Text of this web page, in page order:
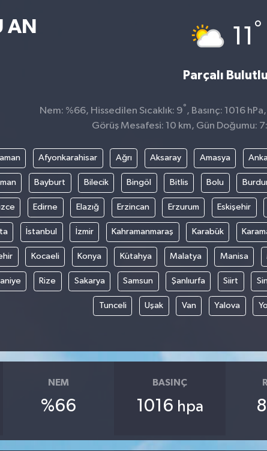
AN 11 °
Parçalı Bulutlu
Nem: %66, Hissedilen Sıcaklık: 9° , Basınç: 1016
Görüş Mesafesi: 10 km, Gün Doğumu:
Afyonkarahisar Ağrı Aksaray Amasya
Bayburt Bilecik Bingöl Bitlis Bolu
Edirne Elazığ Erzincan Erzurum Eskişehir
İstanbul İzmir Kahramanmaraş Karabük
Kocaeli Konya Kütahya Malatya Manisa
Rize Sakarya Samsun Şanlıurfa Siirt
Tunceli Uşak Van Yalova
NEM
%66
BASINÇ
1016 hpa 8